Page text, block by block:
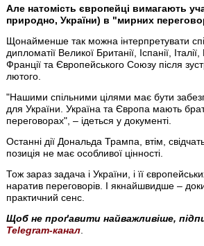
Але натомість європейці вимагають
природно, України) в "мирних
Щонайменше так можна інтерпретувати
дипломатії Великої Британії, Іспанії,
Франції та Європейського Союзу після
лютого.
"Нашими спільними цілями має бути
для України. Україна та Європа мають
переговорах", – ідеться у документі.
Останні дії Дональда Трампа, втім,
позиція не має особливої цінності.
Тож зараз задача і України, і її
наратив переговорів. І якнайшвидше –
практичний сенс.
Щоб не проґавити найважливіше,
Telegram-канал